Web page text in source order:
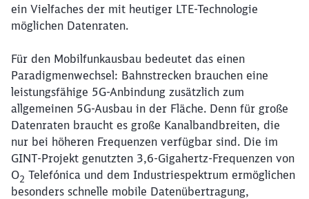
ein Vielfaches der mit heutiger LTE-Technologie
möglichen Datenraten.
Für den Mobilfunkausbau bedeutet das einen
Paradigmenwechsel: Bahnstrecken brauchen eine
leistungsfähige 5G-Anbindung zusätzlich zum
allgemeinen 5G-Ausbau in der Fläche. Denn für große
Datenraten braucht es große Kanalbandbreiten, die
nur bei höheren Frequenzen verfügbar sind. Die im
GINT-Projekt genutzten 3,6-Gigahertz-Frequenzen von
O2 Telefónica und dem Industriespektrum ermöglichen
besonders schnelle mobile Datenübertragung,